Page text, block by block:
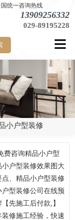
统一咨询热线
13909256332
029-89195228
小户型装修
费咨询精品小户型
户型装修效果图大
、精品小户型装修
型装修公司在线预
先施工后付款,】
修施工经验，快速